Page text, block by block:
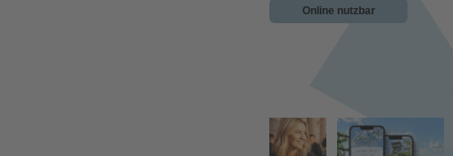
Online nutzbar